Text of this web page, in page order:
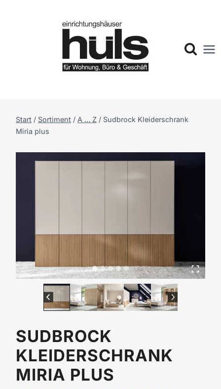
Start / Sortiment / A … Z / Sudbrock Kleiderschrank
Miria plus
SUDBROCK
KLEIDERSCHRANK
MIRIA PLUS